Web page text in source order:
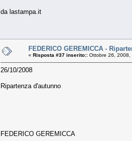
da lastampa.it
FEDERICO GEREMICCA -
« Risposta #37 inserito:: Ottobre 26, 2008,
26/10/2008
Ripartenza d'autunno
FEDERICO GEREMICCA